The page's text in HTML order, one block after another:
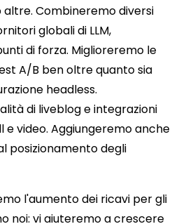
Combineremo diversi
globali di LLM,
di forza. Miglioreremo le
A/B ben oltre quanto sia
headless.
di liveblog e integrazioni
video. Aggiungeremo anche
posizionamento degli
l'aumento dei ricavi per gli
noi: vi aiuteremo a crescere